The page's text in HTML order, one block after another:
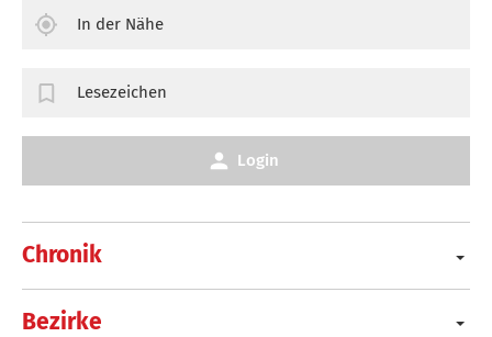
Chronik
Bezirke
In der Nähe
Lesezeichen
Login